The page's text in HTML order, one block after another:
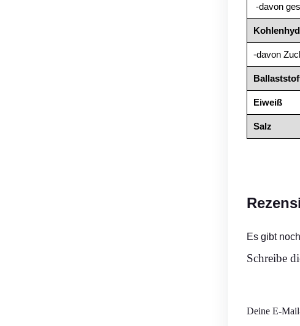
-davon
-davon
Eiweiß
Salz
Es gibt
Schreibe
Deine E-